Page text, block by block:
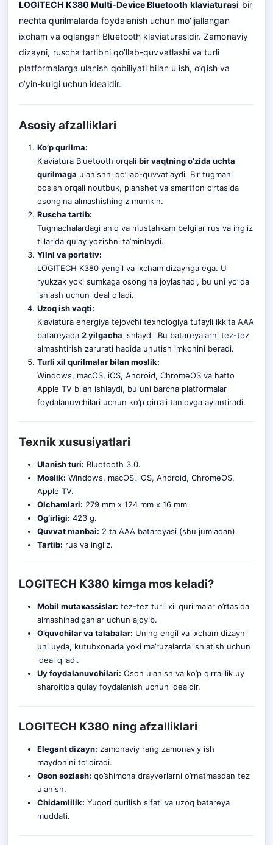
LOGITECH K380 Multi-Device Bluetooth klaviaturasi bir
nechta qurilmalarda foydalanish uchun moʻljallangan
ixcham va oqlangan Bluetooth klaviaturasidir. Zamonaviy
dizayni, ruscha tartibni qo’llab-quvvatlashi va turli
platformalarga ulanish qobiliyati bilan u ish, o’qish va
o’yin-kulgi uchun idealdir.
Asosiy afzalliklari
Ko’p qurilma:
Klaviatura Bluetooth orqali bir vaqtning o’zida uchta
qurilmaga ulanishni qo’llab-quvvatlaydi. Bir tugmani
bosish orqali noutbuk, planshet va smartfon o’rtasida
osongina almashishingiz mumkin.
Ruscha tartib:
Tugmachalardagi aniq va mustahkam belgilar rus va ingliz
tillarida qulay yozishni ta’minlaydi.
Yilni va portativ:
LOGITECH K380 yengil va ixcham dizaynga ega. U
ryukzak yoki sumkaga osongina joylashadi, bu uni yo’lda
ishlash uchun ideal qiladi.
Uzoq ish vaqti:
Klaviatura energiya tejovchi texnologiya tufayli ikkita AAA
batareyada 2 yilgacha ishlaydi. Bu batareyalarni tez-tez
almashtirish zarurati haqida unutish imkonini beradi.
Turli xil qurilmalar bilan moslik:
Windows, macOS, iOS, Android, ChromeOS va hatto
Apple TV bilan ishlaydi, bu uni barcha platformalar
foydalanuvchilari uchun ko’p qirrali tanlovga aylantiradi.
Texnik xususiyatlari
Ulanish turi: Bluetooth 3.0.
Moslik: Windows, macOS, iOS, Android, ChromeOS,
Apple TV.
Olchamlari: 279 mm x 124 mm x 16 mm.
Og’irligi: 423 g.
Quvvat manbai: 2 ta AAA batareyasi (shu jumladan).
Tartib: rus va ingliz.
LOGITECH K380 kimga mos keladi?
Mobil mutaxassislar: tez-tez turli xil qurilmalar o’rtasida
almashinadiganlar uchun ajoyib.
O’quvchilar va talabalar: Uning engil va ixcham dizayni
uni uyda, kutubxonada yoki ma’ruzalarda ishlatish uchun
ideal qiladi.
Uy foydalanuvchilari: Oson ulanish va ko’p qirralilik uy
sharoitida qulay foydalanish uchun idealdir.
LOGITECH K380 ning afzalliklari
Elegant dizayn: zamonaviy rang zamonaviy ish
maydonini to’ldiradi.
Oson sozlash: qo’shimcha drayverlarni o’rnatmasdan tez
ulanish.
Chidamlilik: Yuqori qurilish sifati va uzoq batareya
muddati.